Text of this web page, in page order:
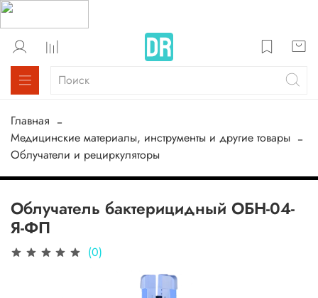
Главная
Медицинские материалы, инструменты и другие товары
Облучатели и рециркуляторы
Облучатель бактерицидный ОБН-04-
Я-ФП
(0)